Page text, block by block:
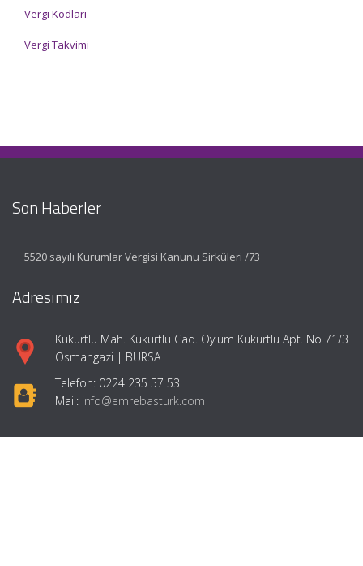
Vergi Kodları
Vergi Takvimi
Son Haberler
5520 sayılı Kurumlar Vergisi Kanunu Sirküleri /73
Adresimiz
Kükürtlü Mah. Kükürtlü Cad. Oylum Kükürtlü Apt. No 71/3
Osmangazi | BURSA
Telefon: 0224 235 57 53
Mail: info@emrebasturk.com
Hızlı Menü